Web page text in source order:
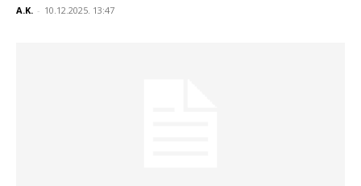
A.K. - 10.12.2025. 13:47